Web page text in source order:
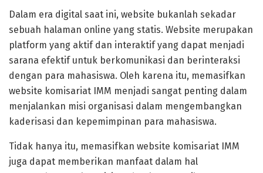
Dalam era digital saat ini, website bukanlah sekadar
sebuah halaman online yang statis. Website merupakan
platform yang aktif dan interaktif yang dapat menjadi
sarana efektif untuk berkomunikasi dan berinteraksi
dengan para mahasiswa. Oleh karena itu, memasifkan
website komisariat IMM menjadi sangat penting dalam
menjalankan misi organisasi dalam mengembangkan
kaderisasi dan kepemimpinan para mahasiswa.
Tidak hanya itu, memasifkan website komisariat IMM
juga dapat memberikan manfaat dalam hal